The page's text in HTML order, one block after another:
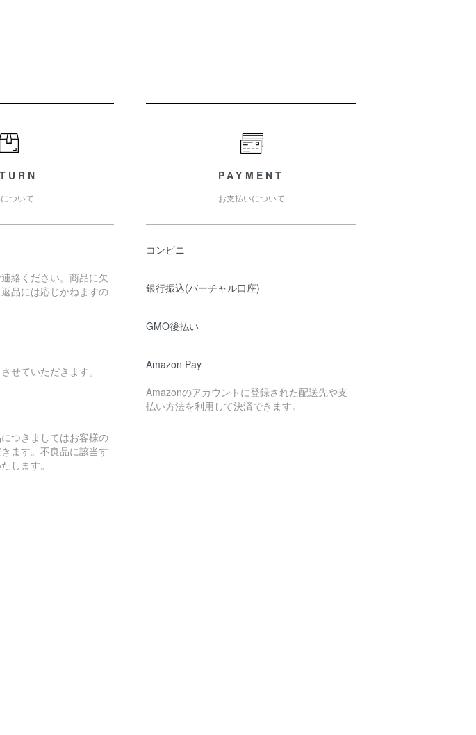
ついて
絡ください。商品に欠
品には応じかねますの
せていただきます。
つきましてはお客様の
ます。不良品に該当す
します。
PAYMENT
お支払いについて
コンビニ
銀行振込(バーチャル口座)
GMO後払い
Amazon Pay
Amazonのアカウントに登録された配送先や支
払い方法を利用して決済できます。